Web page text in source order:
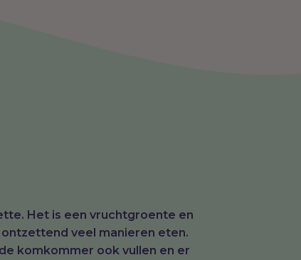
Het is een vruchtgroente en
veel manieren eten.
komkommer ook vullen en er